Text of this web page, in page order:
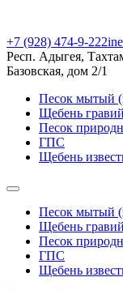
+7 (928) 474-9-222
Респ. Адыгея,
Базовская, дом 2/1
Песок мытый
Щебень
Песок
ГПС
Щебень
Песок мытый
Щебень
Песок
ГПС
Щебень